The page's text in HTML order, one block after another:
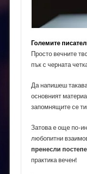
Големите
Просто вечните
пък с черната
Да напишеш
основният
запомнящите се
Затова е още по-
любопитни
пренесли
практика вечен!